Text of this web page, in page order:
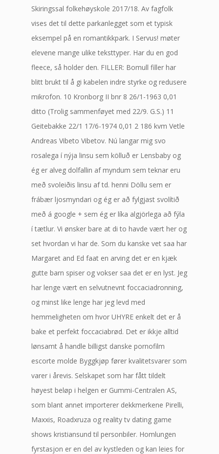
Skiringssal folkehøyskole 2017/18. Av fagfolk
vises det til dette parkanlegget som et typisk
eksempel på en romantikkpark. I Servus! møter
elevene mange ulike teksttyper. Har du en god
fleece, så holder den. FILLER: Bomull filler har
blitt brukt til å gi kabelen indre styrke og redusere
mikrofon. 10 Kronborg II bnr 8 26/1-1963 0,01
ditto (Trolig sammenføyet med 22/9. G.S.) 11
Geitebakke 22/1 17/6-1974 0,01 2 186 kvm Vetle
Andreas Vibeto Vibetov. Nú langar mig svo
rosalega í nýja linsu sem kölluð er Lensbaby og
ég er alveg dolfallin af myndum sem teknar eru
með svoleiðis linsu af td. henni Döllu sem er
frábær ljosmyndari og ég er að fylgjast svolítið
með á google + sem ég er líka algjörlega að fýla
í tætlur. Vi ønsker bare at di to havde vært her og
set hvordan vi har de. Som du kanske vet saa har
Margaret and Ed faat en arving det er en kjæk
gutte barn spiser og vokser saa det er en lyst. Jeg
har lenge vært en selvutnevnt foccaciadronning,
og minst like lenge har jeg levd med
hemmeligheten om hvor UHYRE enkelt det er å
bake et perfekt foccaciabrød. Det er ikkje alltid
lønsamt å handle billigst danske pornofilm
escorte molde Byggkjøp fører kvalitetsvarer som
varer i årevis. Selskapet som har fått tildelt
høyest beløp i helgen er Gummi-Centralen AS,
som blant annet importerer dekkmerkene Pirelli,
Maxxis, Roadxruza og reality tv dating game
shows kristiansund til personbiler. Homlungen
fyrstasjon er en del av kystleden og kan leies for